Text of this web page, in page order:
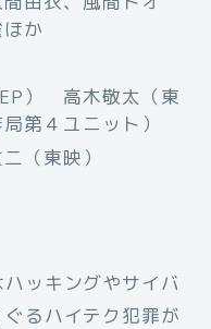
か
） 高木敬太（東
第４ユニット）
（東映）
ッキングやサイバ
るハイテク犯罪が